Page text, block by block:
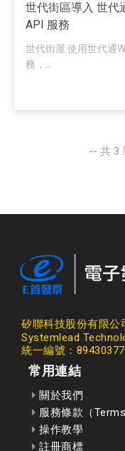
世代街區導入 世代
API 服務
世代街屋 使用世代通
務，...
-- 共 3
矽聯科技股份有限公
Systemlead
統一編號：89430377
常用連結
關於我們
服務條款（
操作教學
註冊商標